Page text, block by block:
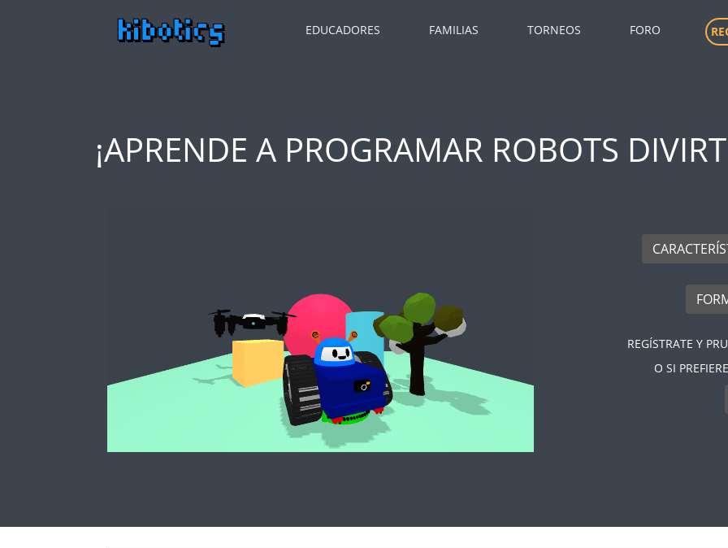
EDUCADORES FAMILIAS TORNEOS FORO
¡APRENDE A PROGRAMAR ROBOTS
REGÍSTRATE Y
O SI